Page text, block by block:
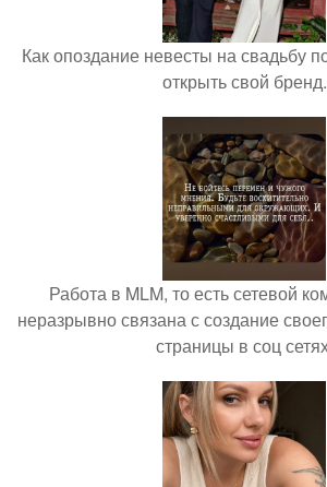
Как опоздание невесты на свадьбу
открыть свой бренд.
Работа в MLM, то есть сетевой
неразрывно связана с создание
страницы в соц